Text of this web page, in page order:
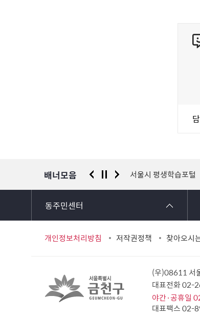
배너모음
경찰청 유실물 통합포털 서울시 평생학습포털
동주민센터
개인정보처리방침 저작권정책 찾아오시
(우)08611 서
대표전화 02-
야간·공휴일
대표팩스 02-